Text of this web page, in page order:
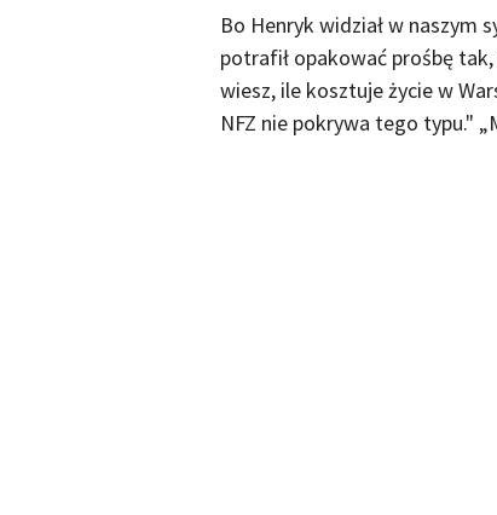
Bo Henryk widział w naszym
potrafił opakować prośbę
wiesz, ile kosztuje życie w
NFZ nie pokrywa tego typu."